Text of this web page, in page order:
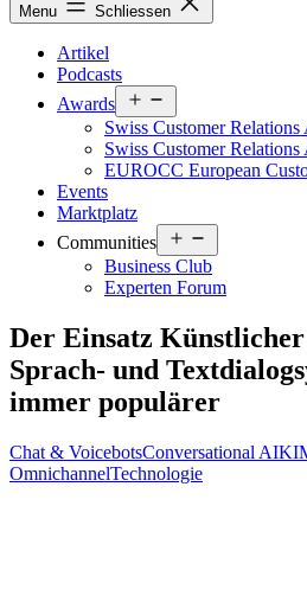
Menu Schliessen
Artikel
Podcasts
Awards
menu
Swiss Customer
Swiss Customer
EUROCC European
Events
Marktplatz
Communities
menu
Business Club
Experten Forum
Der Einsatz
Sprach- und
immer populärer
Chat & VoicebotsConversational AIKI
OmnichannelTechnologie